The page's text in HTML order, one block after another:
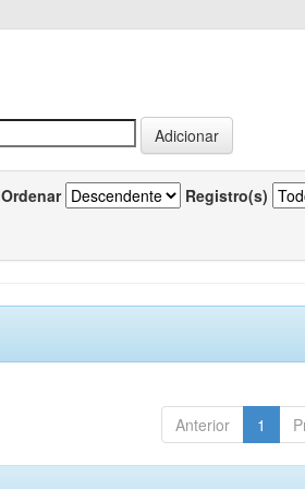
Ordenar Registro(s)
Anterior 1